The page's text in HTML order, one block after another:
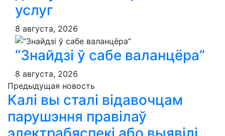
услуг
8 августа, 2026
“Знайдзі ў сабе валанцёра”
8 августа, 2026
Предыдущая новость
Калі вы сталі відавочцам
парушэння правілаў